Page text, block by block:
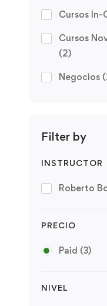
Cursos In-
Cursos
(2)
Negocios
Filter by
INSTRUCTOR
Roberto
PRECIO
Paid (3)
NIVEL